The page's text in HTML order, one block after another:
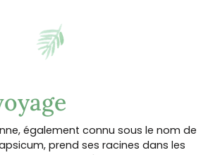
également connu sous le nom de
prend ses racines dans les